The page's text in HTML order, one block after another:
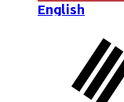
English